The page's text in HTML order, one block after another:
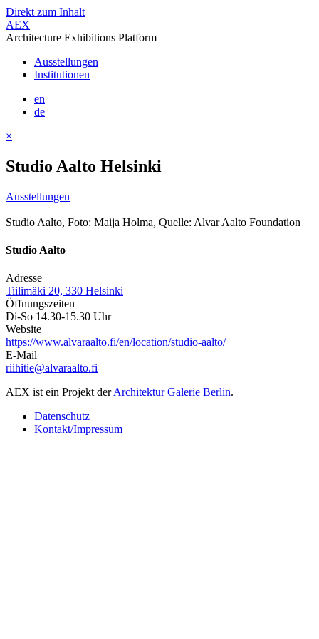
Direkt zum Inhalt
AEX
Architecture Exhibitions Platform
Ausstellungen
Institutionen
en
de
×
Studio Aalto Helsinki
Ausstellungen
Studio Aalto, Foto: Maija Holma, Quelle: Alvar Aalto Foundation
Studio Aalto
Adresse
Tiilimäki 20, 330 Helsinki
Öffnungszeiten
Di-So 14.30-15.30 Uhr
Website
https://www.alvaraalto.fi/en/location/studio-aalto/
E-Mail
riihitie@alvaraalto.fi
AEX ist ein Projekt derArchitektur Galerie Berlin.
Datenschutz
Kontakt/Impressum